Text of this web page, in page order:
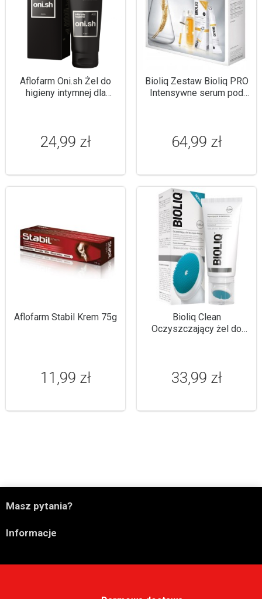
Aflofarm Oni.sh Żel do
higieny intymnej dla
24,99 zł
Bioliq Zestaw Bioliq PRO
Intensywne serum pod
64,99 zł
Aflofarm Stabil Krem 75g
11,99 zł
Bioliq Clean
Oczyszczający żel do
33,99 zł
Masz pytania?
Informacje